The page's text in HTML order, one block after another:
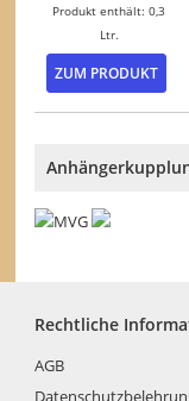
Produkt enthält: 0,3
Ltr.
ZUM PRODUKT
Rechtliche
AGB